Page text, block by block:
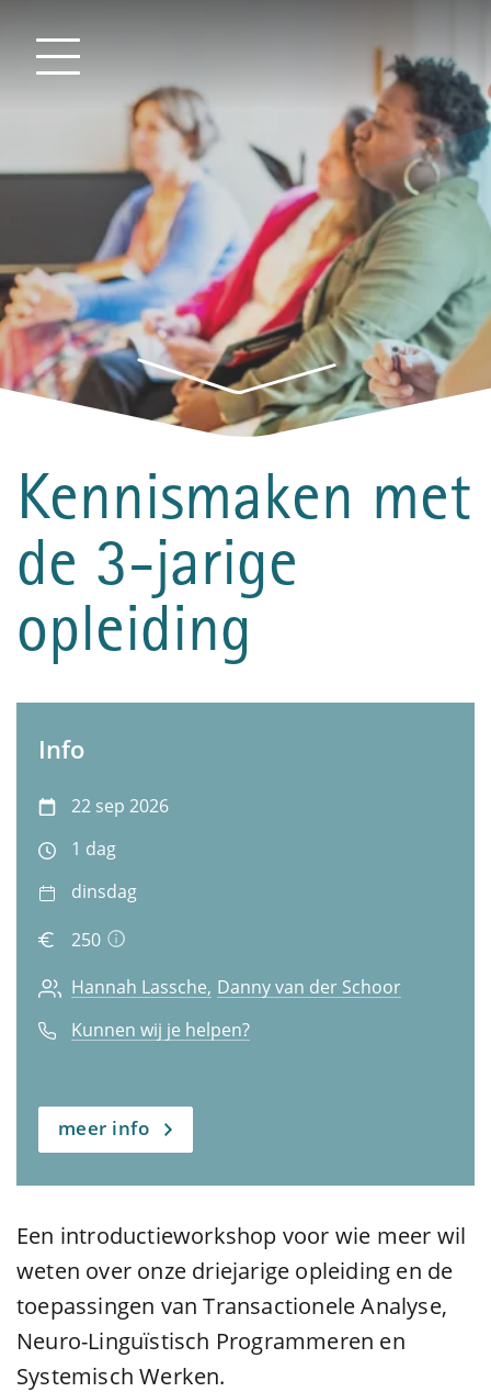
Kennismaken met
de 3-jarige
opleiding
Info
22 sep 2026
1 dag
dinsdag
250
Hannah Lassche Danny van der Schoor
Kunnen wij je helpen?
meer info
Een introductieworkshop voor wie meer wil
weten over onze driejarige opleiding en de
toepassingen van Transactionele Analyse,
Neuro-Linguïstisch Programmeren en
Systemisch Werken.